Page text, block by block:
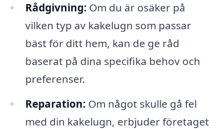
Rådgivning: Om du är osäker på
vilken typ av kakelugn som passar
bäst för ditt hem, kan de ge råd
baserat på dina specifika behov och
preferenser.
Reparation: Om något skulle gå fel
med din kakelugn, erbjuder företaget